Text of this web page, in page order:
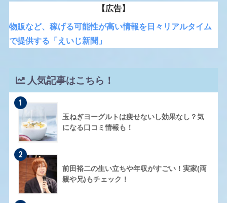
【広告】
物販など、稼げる可能性が高い情報を日々リアルタイム
で提供する「えいじ新聞」
人気記事はこちら！
1
玉ねぎヨーグルトは痩せないし効果なし？気
になる口コミ情報も！
2
前田裕二の生い立ちや年収がすごい！実家(両
親や兄)もチェック！